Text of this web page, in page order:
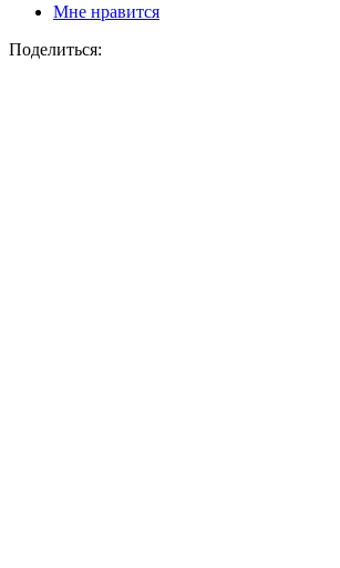
Мне нравится
Поделиться: